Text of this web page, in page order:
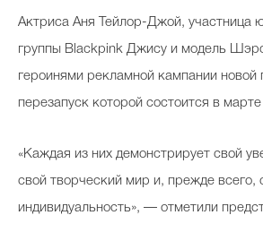
Актриса Аня Тейлор-Джой, участница
группы Blackpink Джису и модель
героинями рекламной кампании новой
перезапуск которой состоится в марте
«Каждая из них демонстрирует свой
свой творческий мир и, прежде всего,
индивидуальность», — отметили